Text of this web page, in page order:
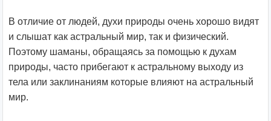
В отличие от людей, духи природы очень хорошо видят
и слышат как астральный мир, так и физический.
Поэтому шаманы, обращаясь за помощью к духам
природы, часто прибегают к астральному выходу из
тела или заклинаниям которые влияют на астральный
мир.